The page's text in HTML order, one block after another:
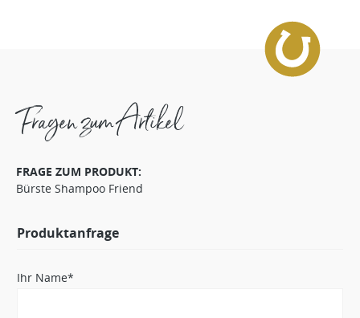
Fragen zum Artikel
FRAGE ZUM PRODUKT:
Bürste Shampoo Friend
Produktanfrage
Ihr Name*